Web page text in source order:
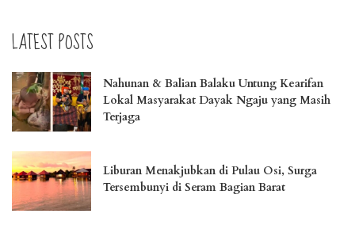
LATEST POSTS
Nahunan & Balian Balaku Untung Kearifan
Lokal Masyarakat Dayak Ngaju yang Masih
Terjaga
Liburan Menakjubkan di Pulau Osi, Surga
Tersembunyi di Seram Bagian Barat